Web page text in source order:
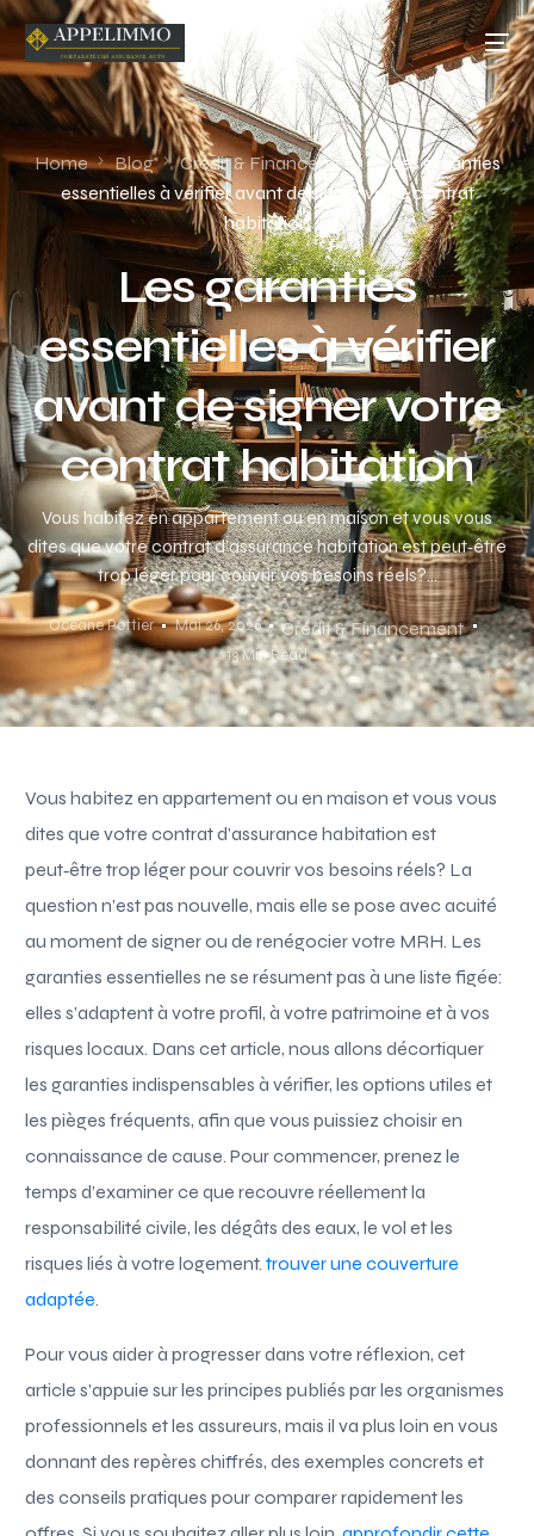
Home Blog Crédit & Financement
Les garanties
essentielles à vérifier avant de signer votre contrat
habitation
Les garanties
essentielles à vérifier
avant de signer votre
contrat habitation
Vous habitez en appartement ou en maison et vous vous
dites que votre contrat d’assurance habitation est peut‑être
trop léger pour couvrir vos besoins réels?...
Océane Pottier Mai 26, 2026 Crédit & Financement
13 Min Read
Vous habitez en appartement ou en maison et vous vous
dites que votre contrat d’assurance habitation est
peut‑être trop léger pour couvrir vos besoins réels? La
question n’est pas nouvelle, mais elle se pose avec acuité
au moment de signer ou de renégocier votre MRH. Les
garanties essentielles ne se résument pas à une liste figée:
elles s’adaptent à votre profil, à votre patrimoine et à vos
risques locaux. Dans cet article, nous allons décortiquer
les garanties indispensables à vérifier, les options utiles et
les pièges fréquents, afin que vous puissiez choisir en
connaissance de cause. Pour commencer, prenez le
temps d’examiner ce que recouvre réellement la
responsabilité civile, les dégâts des eaux, le vol et les
risques liés à votre logement.trouver une couverture
adaptée.
Pour vous aider à progresser dans votre réflexion, cet
article s’appuie sur les principes publiés par les organismes
professionnels et les assureurs, mais il va plus loin en vous
donnant des repères chiffrés, des exemples concrets et
des conseils pratiques pour comparer rapidement les